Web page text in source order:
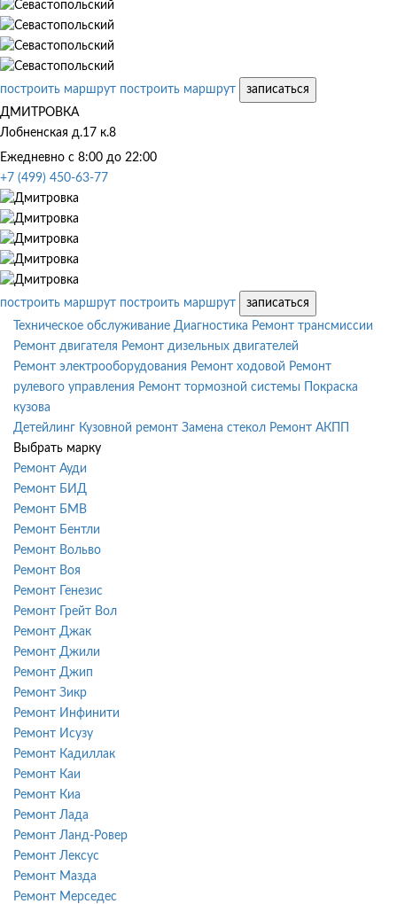
построить маршрут построить маршрут
записаться
ДМИТРОВКА
Лобненская д.17 к.8
Ежедневно с 8:00 до 22:00
+7 (499) 450-63-77
построить маршрут построить маршрут
записаться
Техническое обслуживание Диагностика Ремонт трансмиссии
Ремонт двигателя Ремонт дизельных двигателей
Ремонт электрооборудования Ремонт ходовой Ремонт
рулевого управления Ремонт тормозной системы
Покраска
кузова
Детейлинг Кузовной ремонт Замена стекол Ремонт АКПП
Выбрать марку
Ремонт Ауди
Ремонт БИД
Ремонт БМВ
Ремонт Бентли
Ремонт Вольво
Ремонт Воя
Ремонт Генезис
Ремонт Грейт Вол
Ремонт Джак
Ремонт Джили
Ремонт Джип
Ремонт Зикр
Ремонт Инфинити
Ремонт Исузу
Ремонт Кадиллак
Ремонт Каи
Ремонт Киа
Ремонт Лада
Ремонт Ланд-Ровер
Ремонт Лексус
Ремонт Мазда
Ремонт Мерседес